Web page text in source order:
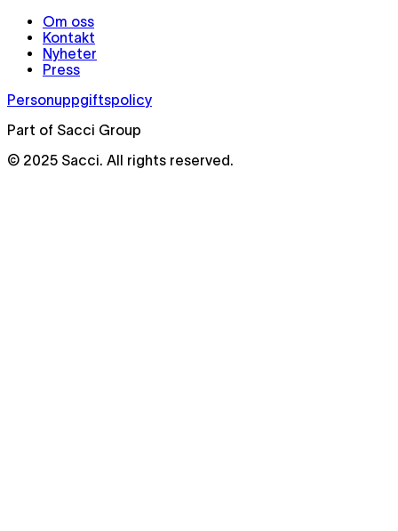
Om oss
Kontakt
Nyheter
Press
Personuppgiftspolicy
Part of Sacci Group
© 2025 Sacci. All rights reserved.